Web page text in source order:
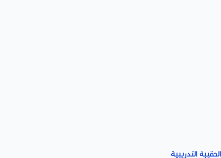
التدريبية